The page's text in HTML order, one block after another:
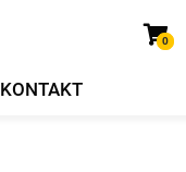
0
KONTAKT